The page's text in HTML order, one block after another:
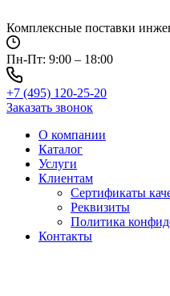
к
содержимому
Комплексные поставки
Пн-Пт: 9:00 – 18:00
+7 (495) 120-25-20
Заказать звонок
О компании
Каталог
Услуги
Клиентам
Сертификаты
Реквизиты
Политика
Контакты